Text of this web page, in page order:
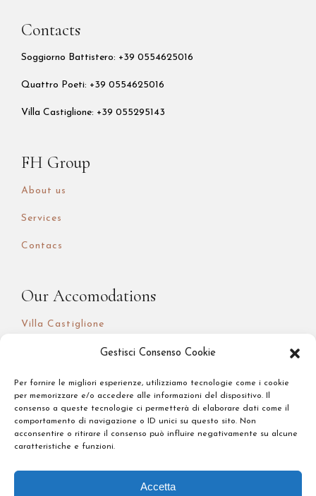
Gestisci Consenso Cookie
Per fornire le migliori esperienze, utilizziamo tecnologie come i cookie
per memorizzare e/o accedere alle informazioni del dispositivo. Il
consenso a queste tecnologie ci permetterà di elaborare dati come il
comportamento di navigazione o ID unici su questo sito. Non
acconsentire o ritirare il consenso può influire negativamente su alcune
caratteristiche e funzioni.
Accetta
Contacts
Soggiorno Battistero: +39 0554625016
Quattro Poeti: +39 0554625016
Villa Castiglione: +39 055295143
FH Group
About us
Services
Contacs
Our Accomodations
Villa Castiglione
Soggiorno Battistero
I Quattro Poeti
Legal